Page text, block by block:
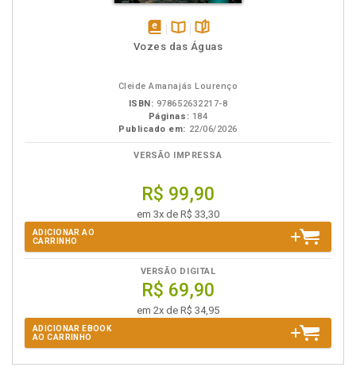
disponível
Disponível
páginas
Vozes das Águas
Cleide Amanajás Lourenço
ISBN: 978652632217-8
Páginas: 184
Publicado em: 22/06/2026
VERSÃO IMPRESSA
R$ 99,90
em 3x de R$ 33,30
ADICIONAR AO
CARRINHO
VERSÃO DIGITAL
R$ 69,90
em 2x de R$ 34,95
ADICIONAR EBOOK
AO CARRINHO